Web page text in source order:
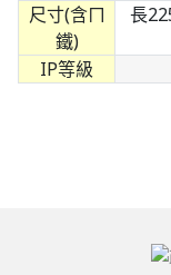
尺寸(含ㄇ
鐵)
長
IP等級